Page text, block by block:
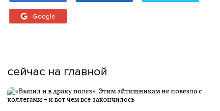
Google
сейчас на главной